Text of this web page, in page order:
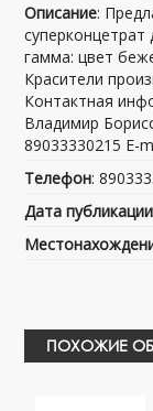
Описание:
гамма: цвет
Красители
Контактная
Владимир
89033330215 E-
Телефон:
Дата публикации
ПОХОЖИЕ